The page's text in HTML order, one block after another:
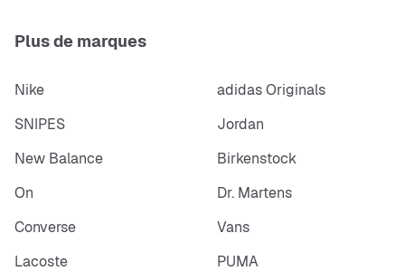
Plus de marques
Nike
adidas Originals
SNIPES
Jordan
New Balance
Birkenstock
On
Dr. Martens
Converse
Vans
Lacoste
PUMA